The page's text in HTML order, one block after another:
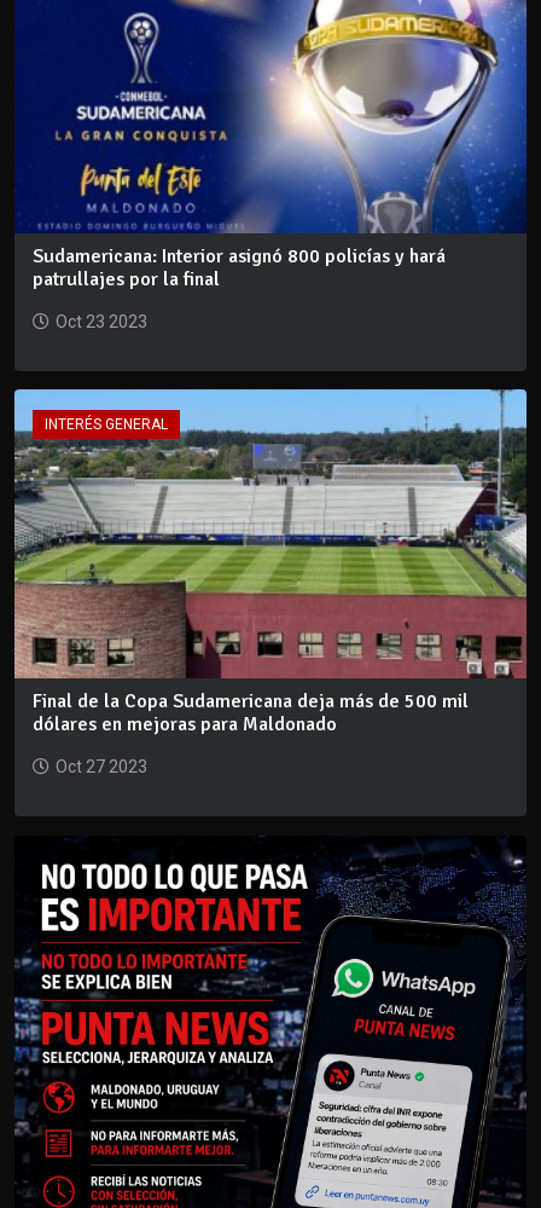
Sudamericana: Interior asignó 800 policías y hará
patrullajes por la final
Oct 23 2023
INTERÉS GENERAL
Final de la Copa Sudamericana deja más de 500 mil
dólares en mejoras para Maldonado
Oct 27 2023